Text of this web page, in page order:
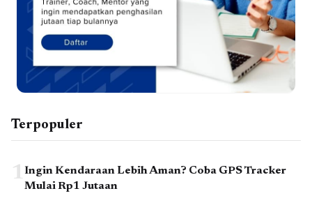
Terpopuler
1Ingin Kendaraan Lebih Aman? Coba GPS Tracker
Mulai Rp1 Jutaan